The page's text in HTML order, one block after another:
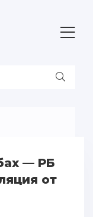
— РБ
от